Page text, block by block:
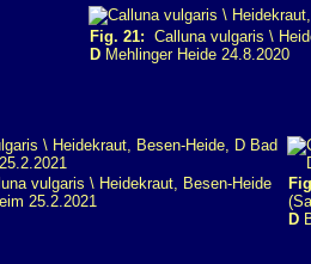
Fig. 21: Calluna vulgaris \
D Mehlinger Heide 24.8.2020
vulgaris \ Heidekraut, Besen-Heide
25.2.2021
D